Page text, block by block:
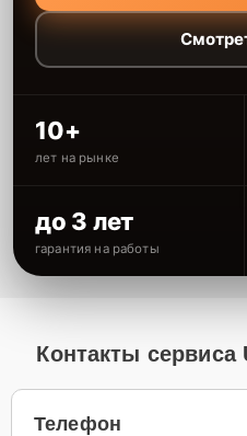
10+
лет на рынке
до 3 лет
гарантия на работы
Контакты сервиса
Телефон